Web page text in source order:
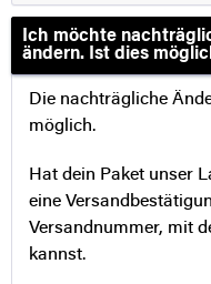
Ich möchte
ändern. Ist dies
Die nachträgliche
möglich.
Hat dein Paket unser
eine
Versandnummer, mit
kannst.